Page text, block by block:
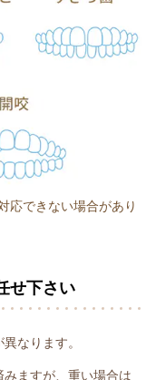
応できない場合があり
せ下さい
なります。
ますが、重い場合は